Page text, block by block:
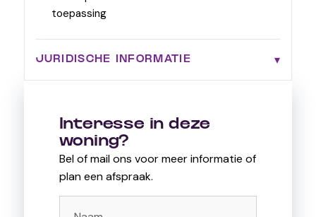
toepassing
JURIDISCHE INFORMATIE
Interesse in deze
woning?
Bel of mail ons voor meer informatie of
plan een afspraak.